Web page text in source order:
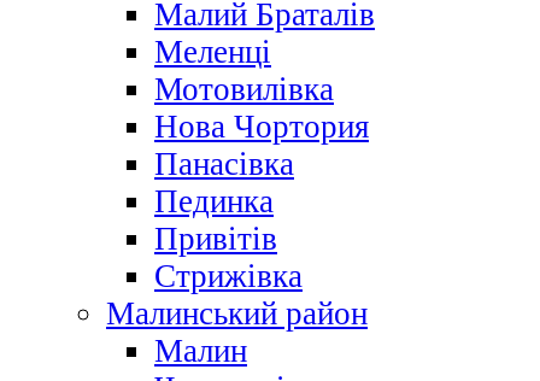
Малий Браталів
Меленці
Мотовилівка
Нова Чортория
Панасівка
Пединка
Привітів
Стрижівка
Малинський район
Малин